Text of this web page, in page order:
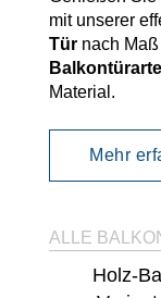
mit unserer
Tür nach
Material.
Mehr
ALLE
Holz-